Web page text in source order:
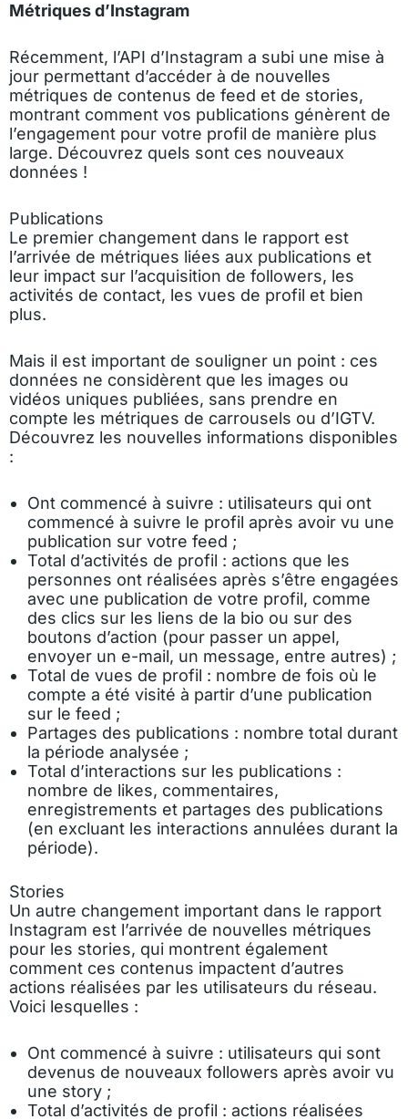
Métriques d’Instagram
Récemment, l’API d’Instagram a subi une mise à
jour permettant d’accéder à de nouvelles
métriques de contenus de feed et de stories,
montrant comment vos publications génèrent de
l’engagement pour votre profil de manière plus
large. Découvrez quels sont ces nouveaux
données !
Publications
Le premier changement dans le rapport est
l’arrivée de métriques liées aux publications et
leur impact sur l’acquisition de followers, les
activités de contact, les vues de profil et bien
plus.
Mais il est important de souligner un point : ces
données ne considèrent que les images ou
vidéos uniques publiées, sans prendre en
compte les métriques de carrousels ou d’IGTV.
Découvrez les nouvelles informations disponibles
:
Ont commencé à suivre : utilisateurs qui ont
commencé à suivre le profil après avoir vu une
publication sur votre feed ;
Total d’activités de profil : actions que les
personnes ont réalisées après s’être engagées
avec une publication de votre profil, comme
des clics sur les liens de la bio ou sur des
boutons d’action (pour passer un appel,
envoyer un e-mail, un message, entre autres) ;
Total de vues de profil : nombre de fois où le
compte a été visité à partir d’une publication
sur le feed ;
Partages des publications : nombre total durant
la période analysée ;
Total d’interactions sur les publications :
nombre de likes, commentaires,
enregistrements et partages des publications
(en excluant les interactions annulées durant la
période).
Stories
Un autre changement important dans le rapport
Instagram est l’arrivée de nouvelles métriques
pour les stories, qui montrent également
comment ces contenus impactent d’autres
actions réalisées par les utilisateurs du réseau.
Voici lesquelles :
Ont commencé à suivre : utilisateurs qui sont
devenus de nouveaux followers après avoir vu
une story ;
Total d’activités de profil : actions réalisées